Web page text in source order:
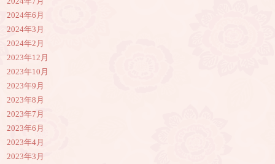
2024年6月
2024年3月
2024年2月
2023年12月
2023年10月
2023年9月
2023年8月
2023年7月
2023年6月
2023年4月
2023年3月